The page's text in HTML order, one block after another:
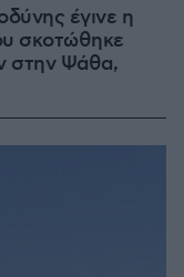
έγινε η
σκοτώθηκε
στην Ψάθα,